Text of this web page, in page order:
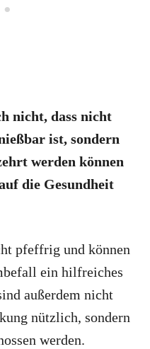
nicht, dass nicht
ist, sondern
werden können
die Gesundheit
pfeffrig und können
ein hilfreiches
außerdem nicht
nützlich, sondern
werden.